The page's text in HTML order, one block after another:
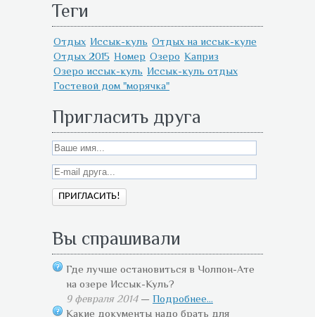
Теги
Отдых Иссык-куль Отдых на иссык-куле
Отдых 2015 Номер Озеро Каприз
Озеро иссык-куль Иссык-куль отдых
Гостевой дом "морячка"
Пригласить друга
Вы спрашивали
Где лучше остановиться в Чолпон-Ате
на озере Иссык-Куль?
9 февраля 2014— Подробнее...
Какие документы надо брать для